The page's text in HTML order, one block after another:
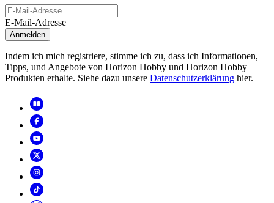
E-Mail-Adresse
Anmelden
Indem ich mich registriere, stimme ich zu, dass ich Informationen,
Tipps, und Angebote von Horizon Hobby und Horizon Hobby
Produkten erhalte. Siehe dazu unsere Datenschutzerklärung hier.